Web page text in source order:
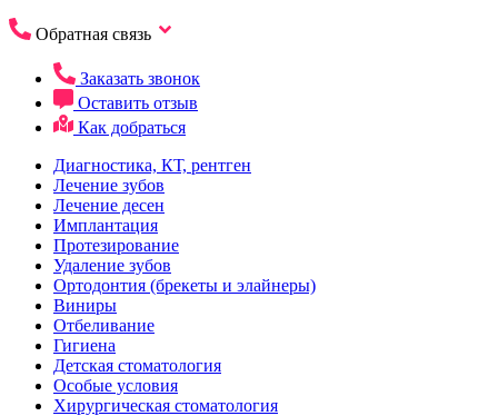
Обратная связь
Заказать звонок
Оставить отзыв
Как добраться
Диагностика, КТ, рентген
Лечение зубов
Лечение десен
Имплантация
Протезирование
Удаление зубов
Ортодонтия (брекеты и элайнеры)
Виниры
Отбеливание
Гигиена
Детская стоматология
Особые условия
Хирургическая стоматология